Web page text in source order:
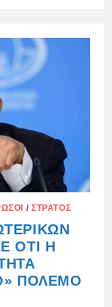
/ ΣΤΡΑΤΌΣ
ΌΤΙ Η
ΠΌΛΕΜΟ